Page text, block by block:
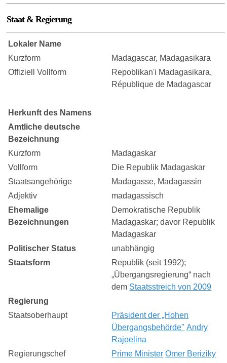
Staat & Regierung
Lokaler Name
Kurzform
Madagascar, Madagasikara
Offiziell Vollform
Repoblikan'i Madagasikara,
République de Madagascar
Herkunft des Namens
Amtliche deutsche
Bezeichnung
Kurzform
Madagaskar
Vollform
Die Republik Madagaskar
Staatsangehörige
Madagasse, Madagassin
Adjektiv
madagassisch
Ehemalige
Bezeichnungen
Demokratische Republik
Madagaskar; davor Republik
Madagaskar
Politischer Status
unabhängig
Staatsform
Republik (seit 1992);
„Übergangsregierung“ nach
dem Staatsstreich von 2009
Regierung
Staatsoberhaupt
Präsident der „Hohen
Übergangsbehörde" Andry
Rajoelina
Regierungschef
Prime Minister Omer Beriziky